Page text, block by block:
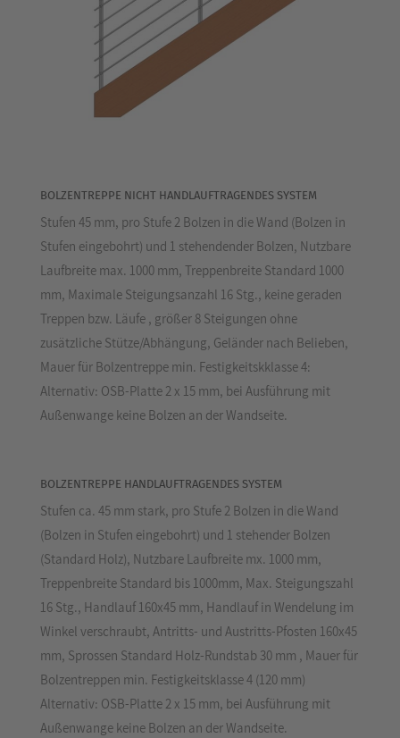
BOLZENTREPPE NICHT HANDLAUFTRAGENDES SYSTEM
Stufen 45 mm, pro Stufe 2 Bolzen in die Wand (Bolzen in
Stufen eingebohrt) und 1 stehendender Bolzen, Nutzbare
Laufbreite max. 1000 mm, Treppenbreite Standard 1000
mm, Maximale Steigungsanzahl 16 Stg., keine geraden
Treppen bzw. Läufe , größer 8 Steigungen ohne
zusätzliche Stütze/Abhängung, Geländer nach Belieben,
Mauer für Bolzentreppe min. Festigkeitskklasse 4:
Alternativ: OSB-Platte 2 x 15 mm, bei Ausführung mit
Außenwange keine Bolzen an der Wandseite.
BOLZENTREPPE HANDLAUFTRAGENDES SYSTEM
Stufen ca. 45 mm stark, pro Stufe 2 Bolzen in die Wand
(Bolzen in Stufen eingebohrt) und 1 stehender Bolzen
(Standard Holz), Nutzbare Laufbreite mx. 1000 mm,
Treppenbreite Standard bis 1000mm, Max. Steigungszahl
16 Stg., Handlauf 160x45 mm, Handlauf in Wendelung im
Winkel verschraubt, Antritts- und Austritts-Pfosten 160x45
mm, Sprossen Standard Holz-Rundstab 30 mm , Mauer für
Bolzentreppen min. Festigkeitsklasse 4 (120 mm)
Alternativ: OSB-Platte 2 x 15 mm, bei Ausführung mit
Außenwange keine Bolzen an der Wandseite.